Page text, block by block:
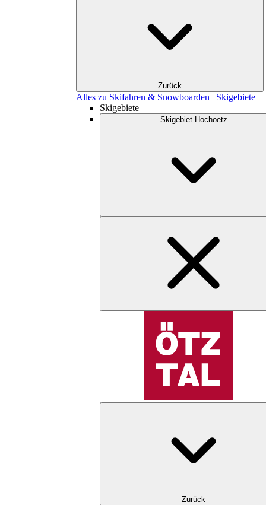
Zurück
Alles zu Skifahren & Snowboarden | Skigebiete
Skigebiete
Skigebiet Hochoetz
Zurück